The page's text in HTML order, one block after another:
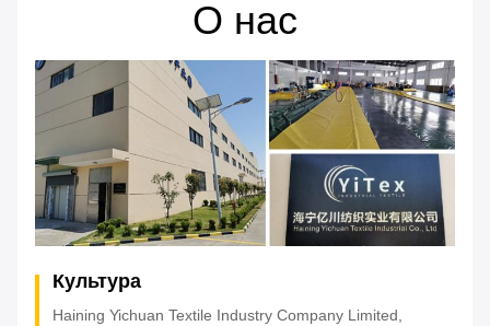
О нас
Культура
Haining Yichuan Textile Industry Company Limited,